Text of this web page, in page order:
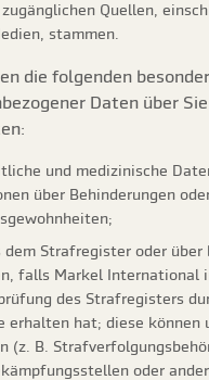
Quellen,
stammen.
die folgenden
Daten über
und medizinische
über Behinderungen
dem Strafregister oder über
falls Markel International
des Strafregisters
erhalten hat; diese können
(z. B.
oder